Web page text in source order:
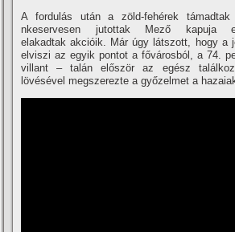
A fordulás után a zöld-fehérek
nkeservesen jutottak Mező kapuja
elakadtak akcióik. Már úgy látszott, hogy a
elviszi az egyik pontot a fővárosból, a 74.
villant – talán először az egész
lövésével megszerezte a győzelmet a